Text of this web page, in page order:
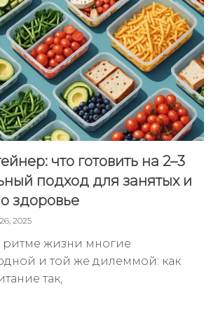
что готовить на 2–3
подход для занятых и
здоровье
2025
жизни многие
и той же дилеммой: как
так,